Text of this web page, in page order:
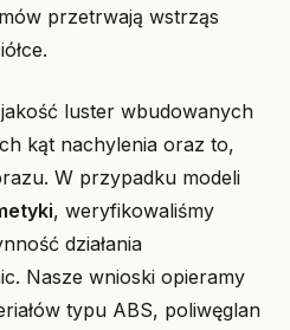
przetrwają wstrząs
luster wbudowanych
kąt nachylenia oraz to,
W przypadku modeli
, weryfikowaliśmy
działania
Nasze wnioski opieramy
typu ABS, poliwęglan